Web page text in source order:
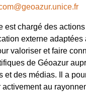
est chargé des
externe adaptées
valoriser et faire
de Géoazur
et des médias. Il a
activement au